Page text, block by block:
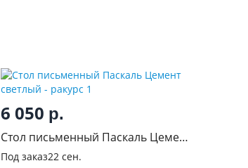
6 050 р.
Стол письменный Паскаль Цемент
светлый
Под заказ22 сен.